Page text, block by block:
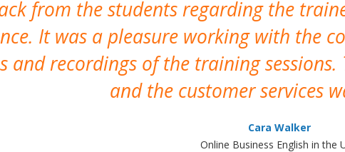
from the students regarding the
It was a pleasure working with the
and recordings of the training sessions.
and the customer services
Cara Walker
Online Business English in the